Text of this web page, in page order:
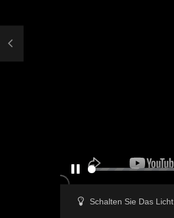
Schalten Sie Das Licht